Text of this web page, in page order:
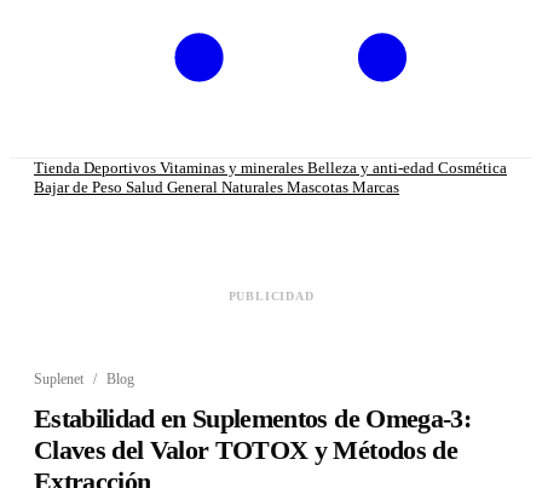
Tienda Deportivos Vitaminas y minerales Belleza y anti-edad Cosmética
Bajar de Peso Salud General Naturales Mascotas Marcas
PUBLICIDAD
Suplenet / Blog
Estabilidad en Suplementos de Omega-3:
Claves del Valor TOTOX y Métodos de
Extracción